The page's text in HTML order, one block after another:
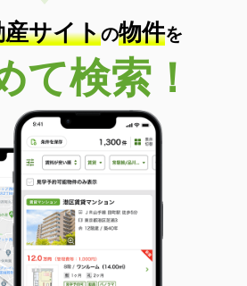
サイトの物件を
て検索！